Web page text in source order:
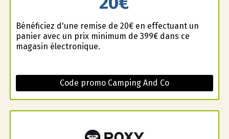
Bénéficiez d'une remise de 20€ en effectuant un
panier avec un prix minimum de 399€ dans ce
magasin électronique.
Code promo Camping And Co